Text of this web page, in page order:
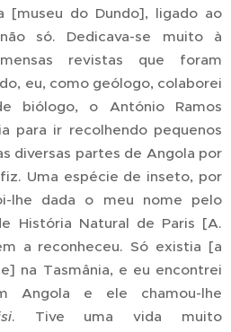
[museu do Dundo], ligado ao
só. Dedicava-se muito à
revistas que foram
eu, como geólogo, colaborei
biólogo, o António Ramos
para ir recolhendo pequenos
diversas partes de Angola por
Uma espécie de inseto, por
lhe dada o meu nome pelo
História Natural de Paris [A.
a reconheceu. Só existia [a
na Tasmânia, e eu encontrei
Angola e ele chamou-lhe
. Tive uma vida muito